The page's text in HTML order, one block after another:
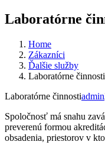
Laboratórne
Home
Zákazníci
Ďalšie služby
Laboratórne činnosti
Laboratórne činnostiadmin
Spoločnosť má snahu
preverenú formou
obsadenia, priestorov v